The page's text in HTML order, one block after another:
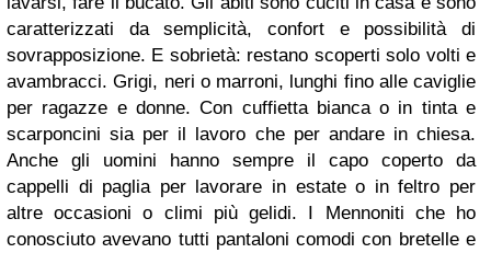
caratterizzati da semplicità, confort e possibilità di
sovrapposizione. E sobrietà: restano scoperti solo volti e
avambracci. Grigi, neri o marroni, lunghi fino alle caviglie
per ragazze e donne. Con cuffietta bianca o in tinta e
scarponcini sia per il lavoro che per andare in chiesa.
Anche gli uomini hanno sempre il capo coperto da
cappelli di paglia per lavorare in estate o in feltro per
altre occasioni o climi più gelidi. I Mennoniti che ho
conosciuto avevano tutti pantaloni comodi con bretelle e